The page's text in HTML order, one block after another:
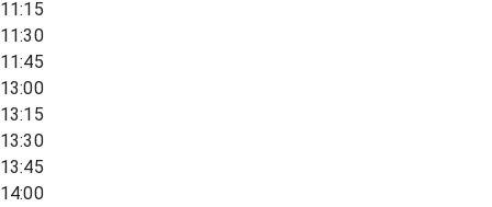
11:15
11:30
11:45
13:00
13:15
13:30
13:45
14:00